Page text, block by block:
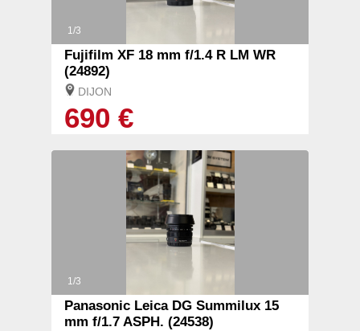
1/3
Fujifilm XF 18 mm f/1.4 R LM WR
(24892)
DIJON
690 €
1/3
Panasonic Leica DG Summilux 15
mm f/1.7 ASPH. (24538)